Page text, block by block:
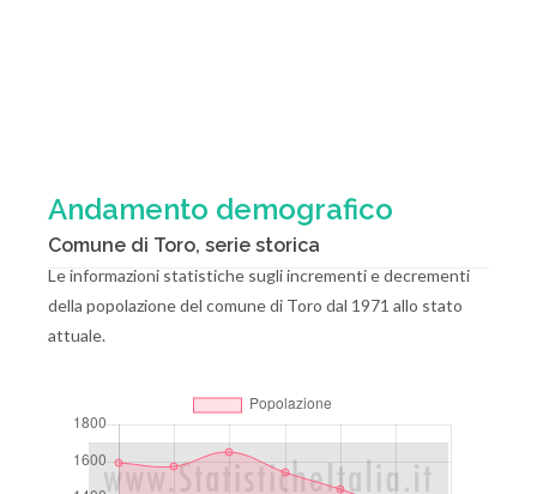
Andamento demografico
Comune di Toro, serie storica
Le informazioni statistiche sugli incrementi e decrementi
della popolazione del comune di Toro dal 1971 allo stato
attuale.